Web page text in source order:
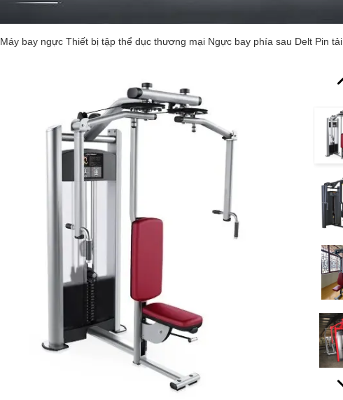
Máy bay ngực Thiết bị tập thể dục thương mại Ngực bay phía sau Delt Pin tải